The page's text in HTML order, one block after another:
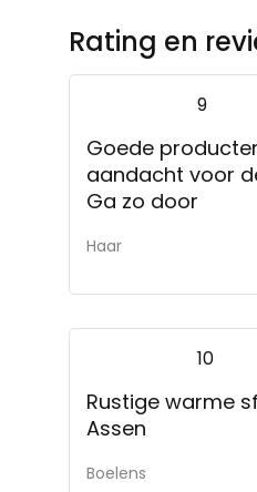
Rating en
9
Goede
aandacht voor
Ga zo door
Haar
10
Rustige warme
Assen
Boelens